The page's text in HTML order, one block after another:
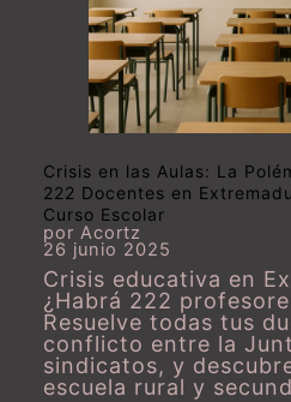
Crisis en las Aulas: La
222 Docentes en
Curso Escolar
por Acortz
26 junio 2025
Crisis educativa en
¿Habrá 222
Resuelve todas tus
conflicto entre la
sindicatos, y
escuela rural y